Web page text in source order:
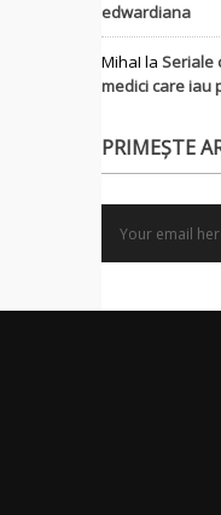
edwardiana
MihaI la Seriale
medici care iau
PRIMEȘTE